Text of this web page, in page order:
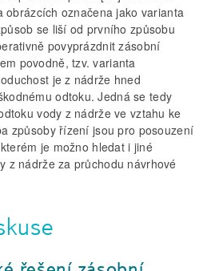
obrázcích označena jako varianta
se liší od prvního způsobu
povyprázdnit zásobní
povodně, tzv. varianta
je z nádrže hned
odtoku. Jedná se tedy
vody z nádrže ve vztahu ke
způsoby řízení jsou pro posouzení
je možno hledat i jiné
z nádrže za průchodu návrhové